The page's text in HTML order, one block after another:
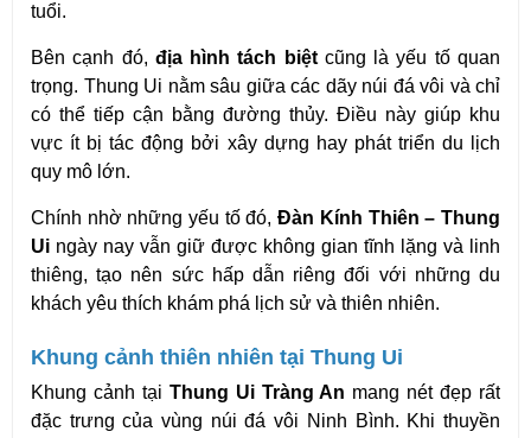
tuổi.
Bên cạnh đó, địa hình tách biệt cũng là yếu tố quan
trọng. Thung Ui nằm sâu giữa các dãy núi đá vôi và chỉ
có thể tiếp cận bằng đường thủy. Điều này giúp khu
vực ít bị tác động bởi xây dựng hay phát triển du lịch
quy mô lớn.
Chính nhờ những yếu tố đó, Đàn Kính Thiên – Thung
Ui ngày nay vẫn giữ được không gian tĩnh lặng và linh
thiêng, tạo nên sức hấp dẫn riêng đối với những du
khách yêu thích khám phá lịch sử và thiên nhiên.
Khung cảnh thiên nhiên tại Thung Ui
Khung cảnh tại Thung Ui Tràng An mang nét đẹp rất
đặc trưng của vùng núi đá vôi Ninh Bình. Khi thuyền